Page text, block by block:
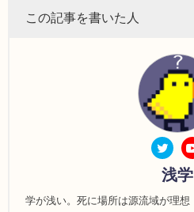
この記事を書いた人
浅学
学が浅い。死に場所は源流域が理想